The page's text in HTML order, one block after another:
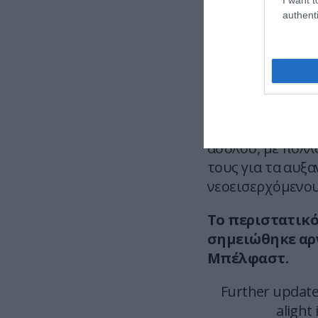
A large
Multiple
—
παράνομης
ασύλου, με
τους για τα
Το
σημειώθηκε
Μπέλφαστ.
Further
alight